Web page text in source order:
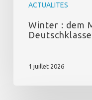
ACTUALITES
Winter : dem
1 juillet 2026